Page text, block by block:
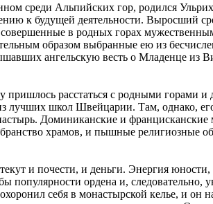
среди Альпийских гор, родился
к будущей деятельности. Выросший
совершенные в родных горах
образом выбранные ею из
ангельскую весть о Младенце из
пришлось расстаться с родными горами
лучших школ Швейцарии. Там, однако,
Доминиканские и францисканские
храмов, и пышные религиозные
и почести, и деньги. Энергия
популярности ордена и, следовательно,
себя в монастырской келье, и он